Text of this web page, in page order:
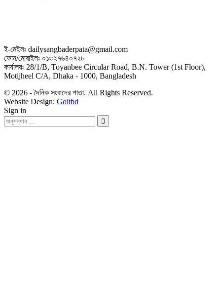
ই-মেইলঃ dailysangbaderpata@gmail.com
ফোন/মোবাইলঃ ০১৩২৭৬৪০৭২৮
কার্যালয়ঃ 28/1/B, Toyanbee Circular Road, B.N. Tower (1st Floor),
Motijheel C/A, Dhaka - 1000, Bangladesh
© 2026 - দৈনিক সংবাদের পাতা. All Rights Reserved.
Website Design: Goitbd
Sign in